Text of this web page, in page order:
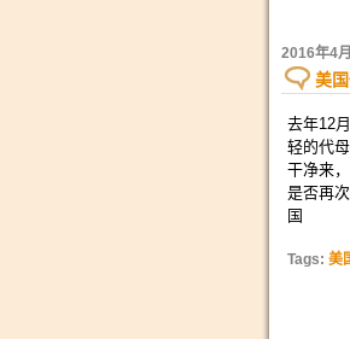
2016年4
美
去年12
轻的代
干净来
是否再
国
Tags: 美